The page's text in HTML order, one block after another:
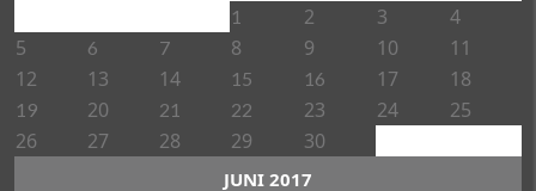
JUNI 2017
1 2 3
4
5
6 7 8 9 10
11
12
13 14 15 16 17 18
19 20 21 22 23 24
25
26
27 28 29 30